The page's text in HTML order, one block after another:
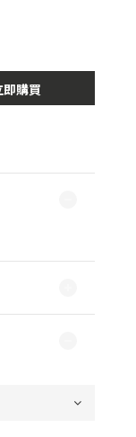
即購買